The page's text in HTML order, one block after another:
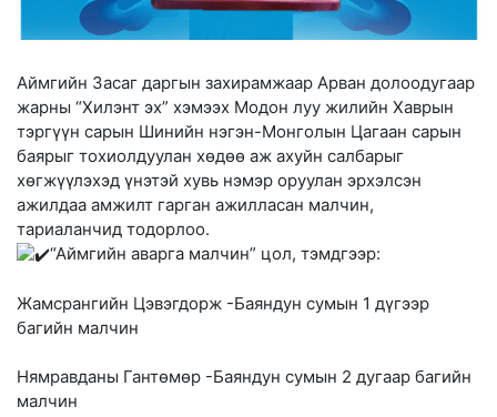
Аймгийн Засаг даргын захирамжаар Арван долоодугаар
жарны “Хилэнт эх” хэмээх Модон луу жилийн Хаврын
тэргүүн сарын Шинийн нэгэн-Монголын Цагаан сарын
баярыг тохиолдуулан хөдөө аж ахуйн салбарыг
хөгжүүлэхэд үнэтэй хувь нэмэр оруулан эрхэлсэн
ажилдаа амжилт гарган ажилласан малчин,
тариаланчид тодорлоо.
“Аймгийн аварга малчин” цол, тэмдгээр:
Жамсрангийн Цэвэгдорж -Баяндун сумын 1 дүгээр
багийн малчин
Нямравданы Гантөмөр -Баяндун сумын 2 дугаар багийн
малчин